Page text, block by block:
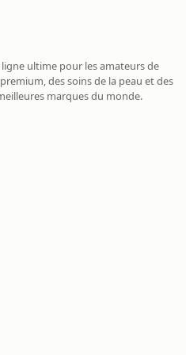
ultime pour les amateurs de
des soins de la peau et des
marques du monde.